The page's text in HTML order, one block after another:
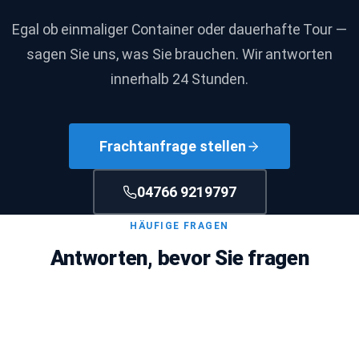
Egal ob einmaliger Container oder dauerhafte Tour —
sagen Sie uns, was Sie brauchen. Wir antworten
innerhalb 24 Stunden.
Frachtanfrage stellen
04766 9219797
HÄUFIGE FRAGEN
Antworten, bevor Sie fragen